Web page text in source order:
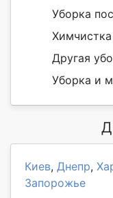
Уборка
Химчистка
Другая
Уборка и
Киев, Днепр,
Запорожье